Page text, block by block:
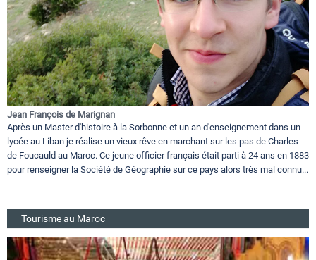
Jean François de Marignan
Après un Master d'histoire à la Sorbonne et un an d'enseignement dans un
lycée au Liban je réalise un vieux rêve en marchant sur les pas de Charles
de Foucauld au Maroc. Ce jeune officier français était parti à 24 ans en 1883
pour renseigner la Société de Géographie sur ce pays alors très mal connu...
Tourisme au Maroc